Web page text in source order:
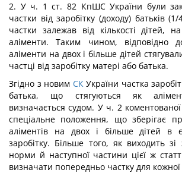
2. У ч. 1 ст. 82 КпШС України були
частки від заробітку (доходу) батьків
частки залежав від кількості дітей,
аліменти. Таким чином, відповідно
аліменти на двох і більше дітей
частці від заробітку матері або батька.
Згідно з новим СКУкраїни частка
батька, що стягуються як
визначається судом. У ч. 2 коментованої
спеціальне положення, що зберігає
аліментів на двох і більше дітей в
заробітку. Більше того, як виходить зі
норми й наступної частини цієї ж
визначати попередньо частку для